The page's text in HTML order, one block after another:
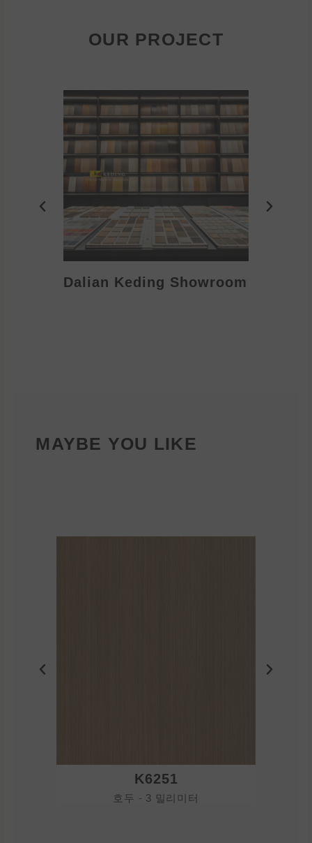
OUR PROJECT
Dalian Keding Showroom
MAYBE YOU LIKE
K6251
호두 - 3 밀리미터